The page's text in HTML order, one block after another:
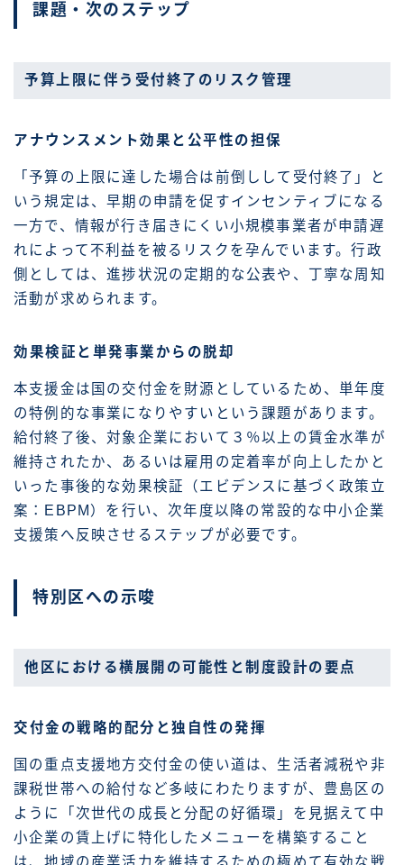
課題・次のステップ
予算上限に伴う受付終了のリスク管理
アナウンスメント効果と公平性の担保
「予算の上限に達した場合は前倒しして受付終了」と
いう規定は、早期の申請を促すインセンティブになる
一方で、情報が行き届きにくい小規模事業者が申請遅
れによって不利益を被るリスクを孕んでいます。行政
側としては、進捗状況の定期的な公表や、丁寧な周知
活動が求められます。
効果検証と単発事業からの脱却
本支援金は国の交付金を財源としているため、単年度
の特例的な事業になりやすいという課題があります。
給付終了後、対象企業において３％以上の賃金水準が
維持されたか、あるいは雇用の定着率が向上したかと
いった事後的な効果検証（エビデンスに基づく政策立
案：EBPM）を行い、次年度以降の常設的な中小企業
支援策へ反映させるステップが必要です。
特別区への示唆
他区における横展開の可能性と制度設計の要点
交付金の戦略的配分と独自性の発揮
国の重点支援地方交付金の使い道は、生活者減税や非
課税世帯への給付など多岐にわたりますが、豊島区の
ように「次世代の成長と分配の好循環」を見据えて中
小企業の賃上げに特化したメニューを構築すること
は、地域の産業活力を維持するための極めて有効な戦